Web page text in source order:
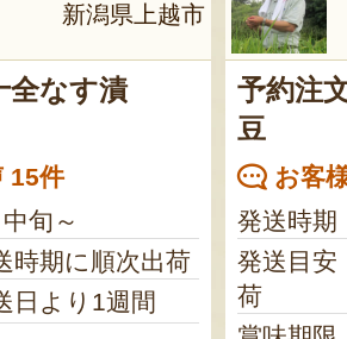
新潟県上越市
全なす漬
15件
旬～
時期に順次出荷
日より1週間
予約注
豆
お客
発送時期
発送目安
荷